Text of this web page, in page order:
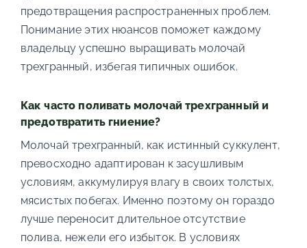
предотвращения распространенных проблем.
Понимание этих нюансов поможет каждому
владельцу успешно выращивать молочай
трехгранный, избегая типичных ошибок.
Как часто поливать молочай трехгранный и
предотвратить гниение?
Молочай трехгранный, как истинный суккулент,
превосходно адаптирован к засушливым
условиям, аккумулируя влагу в своих толстых,
мясистых побегах. Именно поэтому он гораздо
лучше переносит длительное отсутствие
полива, нежели его избыток. В условиях